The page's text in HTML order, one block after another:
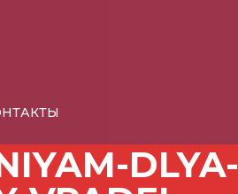
DLYA-